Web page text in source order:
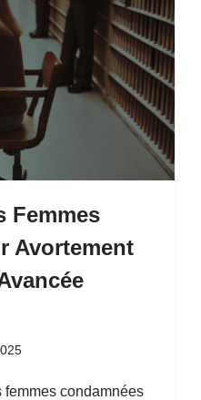
Femmes
Avortement
condamnées